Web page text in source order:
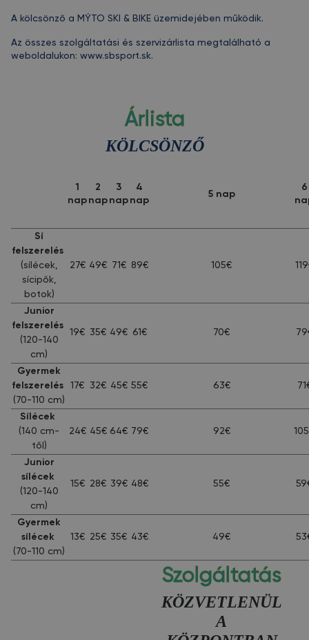
A kölcsönző a MÝTO SKI & BIKE üzemidejében működik.
Az összes szolgáltatási és szervizárlista megtalálható a
weboldalukon: www.sbsport.sk.
Árlista
KÖLCSÖNZŐ
1
nap
2
nap
3
nap
4
nap
5 nap
6
Sí
felszerelés
(sílécek,
sícipők,
botok)
27€ 49€ 71€ 89€ 105€
Junior
felszerelés
(120-140
cm)
19€ 35€ 49€ 61€ 70€
Gyermek
felszerelés
(70-110 cm)
17€ 32€ 45€ 55€ 63€
Sílécek
(140 cm-
től)
24€ 45€ 64€ 79€ 92€
Junior
sílécek
(120-140
cm)
15€ 28€ 39€ 48€ 55€
Gyermek
sílécek
(70-110 cm)
13€ 25€ 35€ 43€ 49€
Szolgáltatás
KÖZVETLENÜL
A